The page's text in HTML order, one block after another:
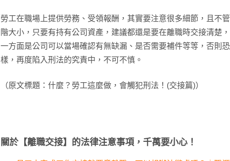
勞工在職場上提供勞務、受領報酬，其實要注意很多細節，且不
階大小，只要有持有公司資產，建議都還是要在離職時交接清楚
一方面是公司可以當場確認有無缺漏、是否需要補件等等，否則
樣，再度陷入刑法的究責中，不可不慎。
（原文標題：什麼？勞工這麼做，會觸犯刑法！(交接篇)）
關於【離職交接】的法律注意事項，千萬要小心！